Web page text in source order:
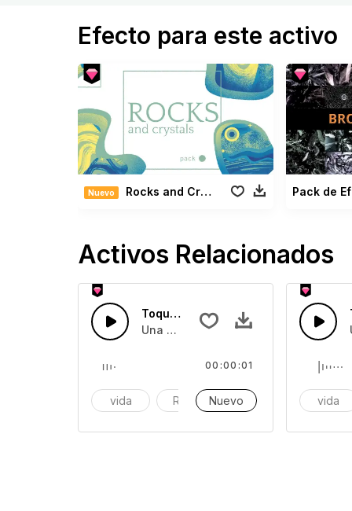
Efecto para este activo
Nuevo Rocks and Crystals Pack Pack de
Activos Relacionados
Toque de cristal 45
Una colección de efectos de sonido
vida Reloj alarma
00:00:01
Nuevo vida